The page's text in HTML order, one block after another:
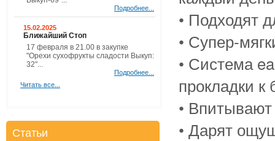
• Подходят
• Супер-
• Система
прокладки к
• Впитывают
• Дарят
Подробнее...
15.02.2025
Ближайший Стоп
17 февраля в 21.00 в закупке
"Орехи сухофрукты сладости Выкуп:
32"...
Подробнее...
Читать все...
Статьи